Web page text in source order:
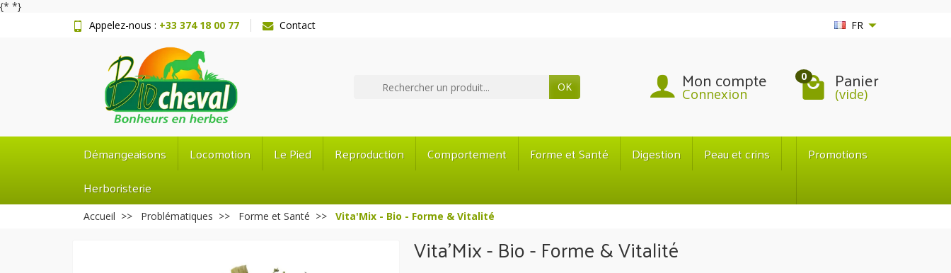
{* *}
Appelez-nous : +33 374 18 00 77 Contact FR
OK Mon compte
Connexion
0 Panier
(vide)
Démangeaisons Locomotion Le Pied Reproduction Comportement Forme et Santé Digestion
Peau et crins
Herboristerie
Promotions
Accueil Problématiques Forme et Santé Vita'Mix - Bio - Forme & Vitalité
Vita'Mix - Bio - Forme & Vitalité